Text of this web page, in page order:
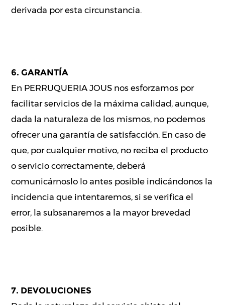
derivada por esta circunstancia.
6. GARANTÍA
En PERRUQUERIA JOUS nos esforzamos por
facilitar servicios de la máxima calidad, aunque,
dada la naturaleza de los mismos, no podemos
ofrecer una garantía de satisfacción. En caso de
que, por cualquier motivo, no reciba el producto
o servicio correctamente, deberá
comunicárnoslo lo antes posible indicándonos la
incidencia que intentaremos, si se verifica el
error, la subsanaremos a la mayor brevedad
posible.
7. DEVOLUCIONES